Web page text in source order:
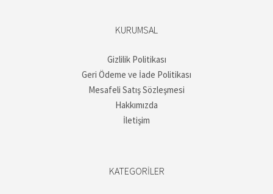
KURUMSAL
Gizlilik Politikası
Geri Ödeme ve İade Politikası
Mesafeli Satış Sözleşmesi
Hakkımızda
İletişim
KATEGORILER